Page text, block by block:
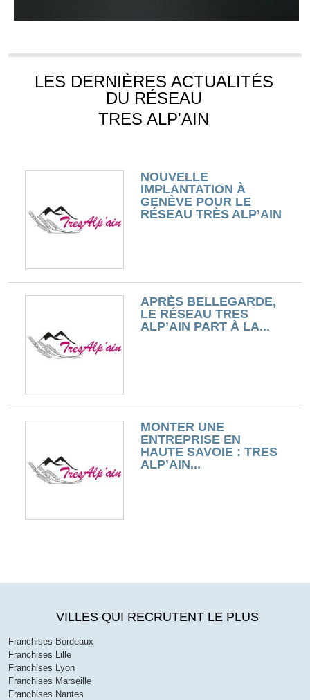
LES DERNIÈRES ACTUALITÉS
DU RÉSEAU
TRES ALP'AIN
NOUVELLE
IMPLANTATION À
GENÈVE POUR LE
RÉSEAU TRÈS ALP’AIN
APRÈS BELLEGARDE,
LE RÉSEAU TRES
ALP’AIN PART À LA...
MONTER UNE
ENTREPRISE EN
HAUTE SAVOIE : TRES
ALP’AIN...
VILLES QUI RECRUTENT LE PLUS
Franchises Bordeaux
Franchises Lille
Franchises Lyon
Franchises Marseille
Franchises Nantes